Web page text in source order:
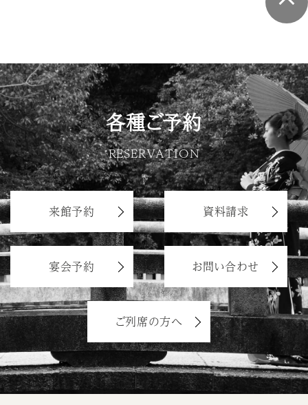
各種ご予約
RESERVATION
来館予約 資料請求
宴会予約 お問い合わせ
ご列席の方へ